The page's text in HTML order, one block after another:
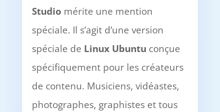
Studio mérite une mention
spéciale. Il s’agit d’une version
spéciale de Linux Ubuntu conçue
spécifiquement pour les créateurs
de contenu. Musiciens, vidéastes,
photographes, graphistes et tous